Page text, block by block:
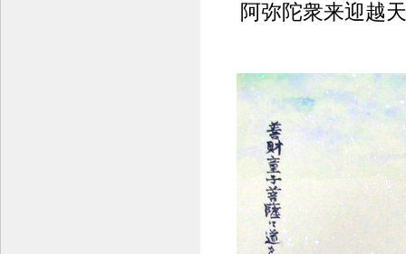
阿弥陀衆来迎越